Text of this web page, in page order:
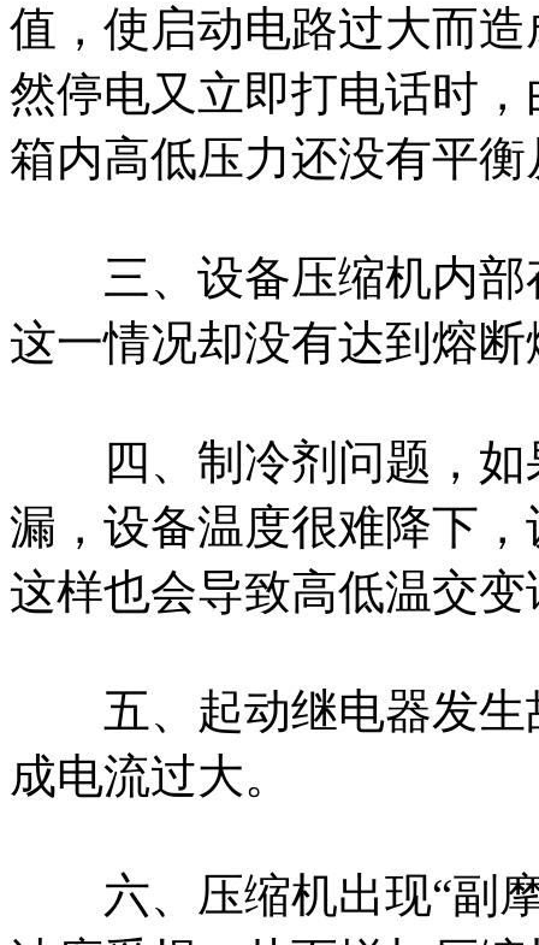
值，使启动电路过大而
然停电又立即打电话时
箱内高低压力还没有平
三、设备压缩机内部
这一情况却没有达到熔
四、制冷剂问题，如
漏，设备温度很难降下
这样也会导致高低温交
五、起动继电器发生
成电流过大。
六、压缩机出现“副摩